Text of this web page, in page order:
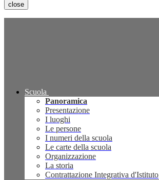
close
Scuola
Panoramica
Presentazione
I luoghi
Le persone
I numeri della scuola
Le carte della scuola
Organizzazione
La storia
Contrattazione Integrativa d'Istituto